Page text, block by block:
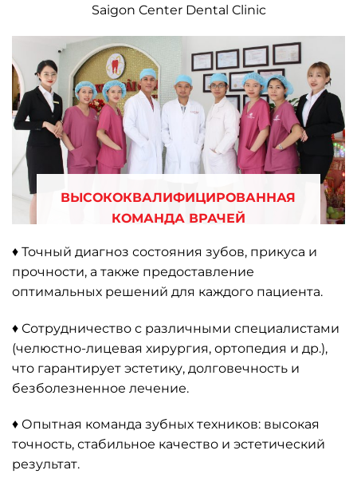
Saigon Center Dental Clinic
ВЫСОКОКВАЛИФИЦИРОВАННАЯ
КОМАНДА ВРАЧЕЙ
♦ Точный диагноз состояния зубов, прикуса и
прочности, а также предоставление
оптимальных решений для каждого пациента.
♦ Сотрудничество с различными специалистами
(челюстно-лицевая хирургия, ортопедия и др.),
что гарантирует эстетику, долговечность и
безболезненное лечение.
♦ Опытная команда зубных техников: высокая
точность, стабильное качество и эстетический
результат.